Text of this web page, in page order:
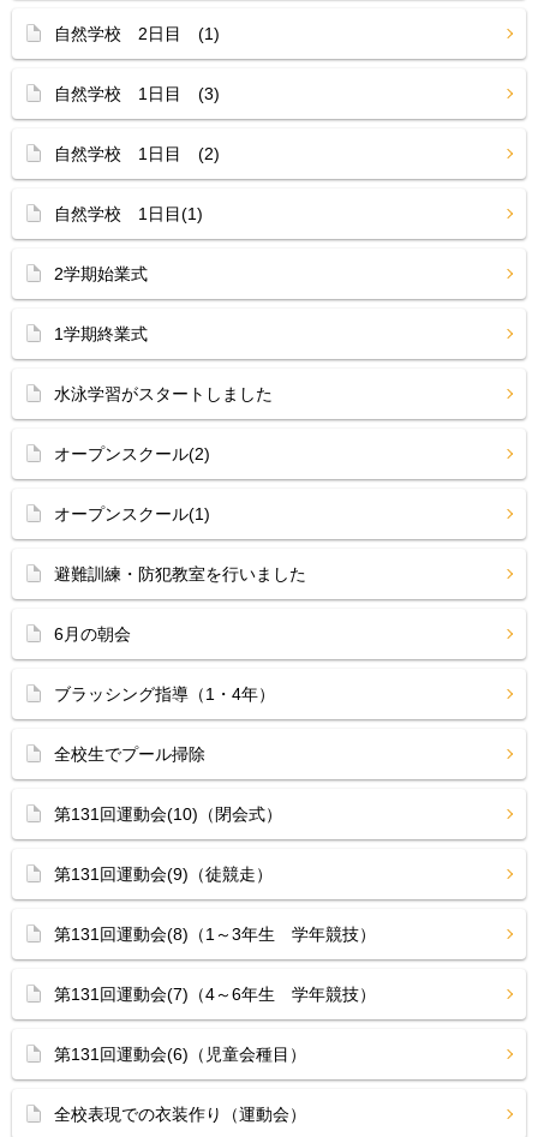
自然学校 2日目 (1)
自然学校 1日目 (3)
自然学校 1日目 (2)
自然学校 1日目(1)
2学期始業式
1学期終業式
水泳学習がスタートしました
オープンスクール(2)
オープンスクール(1)
避難訓練・防犯教室を行いました
6月の朝会
ブラッシング指導（1・4年）
全校生でプール掃除
第131回運動会(10)（閉会式）
第131回運動会(9)（徒競走）
第131回運動会(8)（1～3年生 学年競技）
第131回運動会(7)（4～6年生 学年競技）
第131回運動会(6)（児童会種目）
全校表現での衣装作り（運動会）